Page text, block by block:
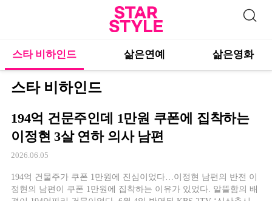
스타 비하인드 삶은연예 삶은영화
스타 비하인드
194억 건문주인데 1만원 쿠폰에 집착하는
이정현 3살 연하 의사 남편
2026.06.05
194억 건물주가 쿠폰 1만원에 진심이었다…이정현 남편의 반전 이
정현의 남편이 쿠폰 1만원에 집착하는 이유가 있었다. 알뜰함의 배